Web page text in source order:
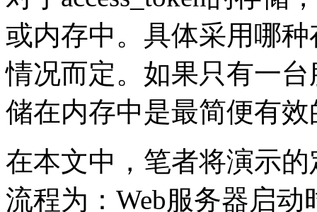
或内存中。具体采用哪
情况而定。如果只有一台
储在内存中是最简便有
在本文中，笔者将演示的
流程为：Web服务器启动